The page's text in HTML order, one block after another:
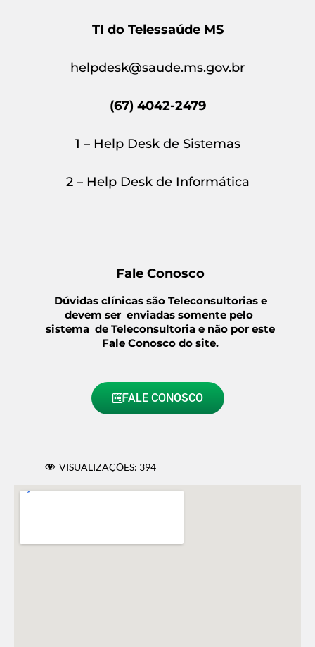
TI do Telessaúde MS
helpdesk@saude.ms.gov.br
(67) 4042-2479
1 – Help Desk de Sistemas
2 – Help Desk de Informática
Fale Conosco
Dúvidas clínicas são Teleconsultorias e
devem ser enviadas somente pelo
sistema de Teleconsultoria e não por este
Fale Conosco do site.
FALE CONOSCO
VISUALIZAÇÕES: 394